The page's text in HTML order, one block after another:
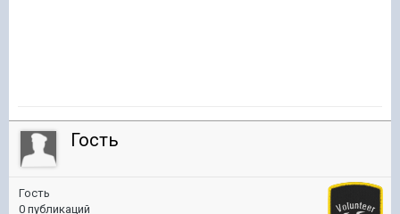
Гость
Гость
0 публикаций